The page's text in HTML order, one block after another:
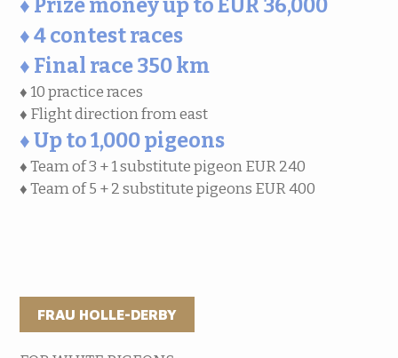
♦ Prize money up to EUR 36,000
♦ 4 contest races
♦ Final race 350 km
♦ 10 practice races
♦ Flight direction from east
♦ Up to 1,000 pigeons
♦ Team of 3 + 1 substitute pigeon EUR 240
♦ Team of 5 + 2 substitute pigeons EUR 400
FRAU HOLLE-DERBY